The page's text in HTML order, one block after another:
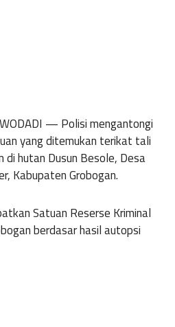
— Polisi mengantongi
yang ditemukan terikat tali
hutan Dusun Besole, Desa
Kabupaten Grobogan.
Satuan Reserse Kriminal
berdasar hasil autopsi